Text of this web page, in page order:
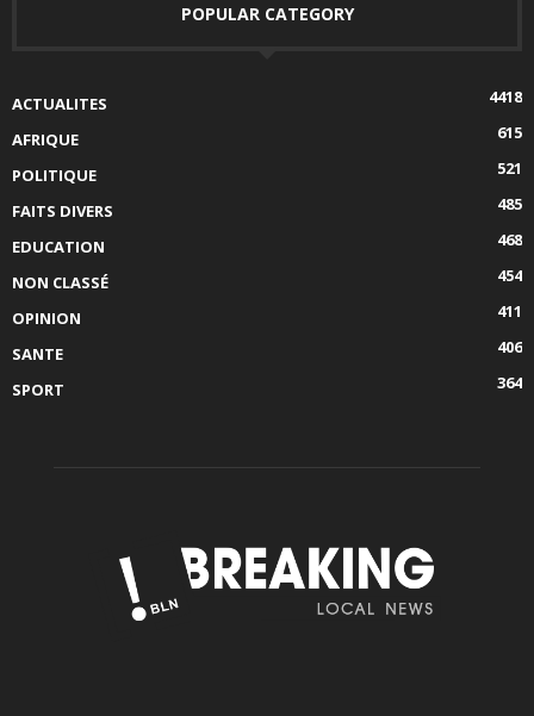
POPULAR CATEGORY
ACTUALITES
4418
AFRIQUE
615
POLITIQUE
521
FAITS DIVERS
485
EDUCATION
468
NON CLASSÉ
454
OPINION
411
SANTE
406
SPORT
364